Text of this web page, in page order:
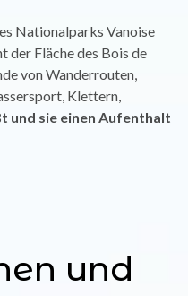
Nationalparks Vanoise
der Fläche des Bois de
von Wanderrouten,
Klettern,
und sie einen Aufenthalt
und